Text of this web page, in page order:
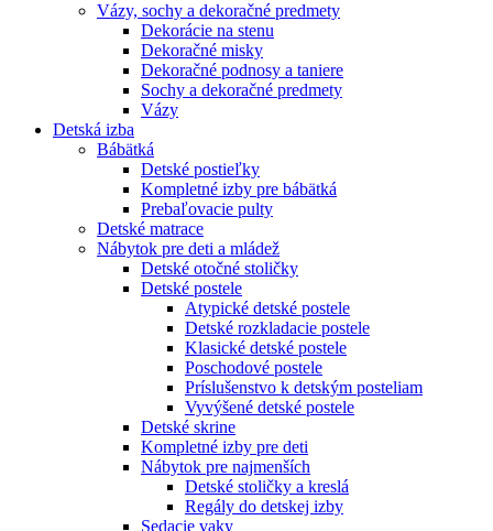
Vázy, sochy a dekoračné predmety
Dekorácie na stenu
Dekoračné misky
Dekoračné podnosy a taniere
Sochy a dekoračné predmety
Vázy
Detská izba
Bábätká
Detské postieľky
Kompletné izby pre bábätká
Prebaľovacie pulty
Detské matrace
Nábytok pre deti a mládež
Detské otočné stoličky
Detské postele
Atypické detské postele
Detské rozkladacie postele
Klasické detské postele
Poschodové postele
Príslušenstvo k detským posteliam
Vyvýšené detské postele
Detské skrine
Kompletné izby pre deti
Nábytok pre najmenších
Detské stoličky a kreslá
Regály do detskej izby
Sedacie vaky